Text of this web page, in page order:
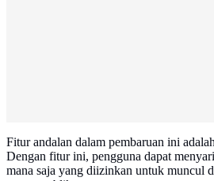
Fitur andalan dalam pembaruan ini
Dengan fitur ini, pengguna dapat
mana saja yang diizinkan untuk muncul